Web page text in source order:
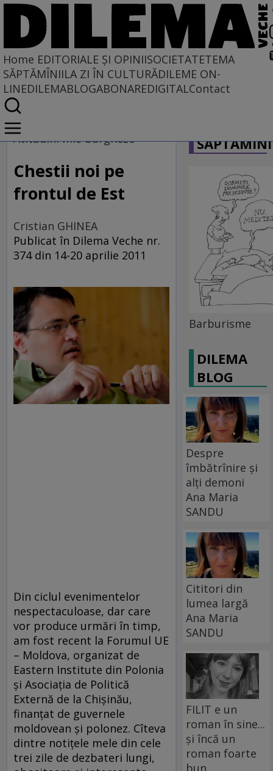
Home EDITORIALE ȘI OPINIISOCIETATETEMA
SĂPTĂMÎNIILA ZI ÎN CULTURĂDILEME ON-
LINEDILEMABLOGABONAREDIGITALContact
Home
EDITORIALE ȘI OPINII
Atitudini mic-burgheze
Chestii noi pe
frontul de Est
Cristian GHINEA
Publicat în Dilema Veche nr.
374 din 14-20 aprilie 2011
Din ciclul evenimentelor
nespectaculoase, dar care
vor produce urmări în timp,
am fost recent la Forumul UE
– Moldova, organizat de
Eastern Institute din Polonia
şi Asociaţia de Politică
Externă de la Chişinău,
finanţat de guvernele
moldovean şi polonez. Cîteva
dintre notiţele mele din cele
trei zile de dezbateri lungi,
Barburisme
DILEMA
BLOG
Despre
îmbătrînire și
alți demoni
Ana Maria
SANDU
Cititori din
lumea largă
Ana Maria
SANDU
FILIT e un
roman în sine...
și încă un
roman foarte
bun